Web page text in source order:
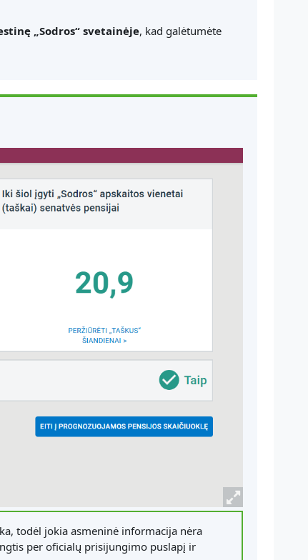
„Sodros“ svetainėje, kad galėtumėte
todėl jokia asmeninė informacija nėra
per oficialų prisijungimo puslapį ir